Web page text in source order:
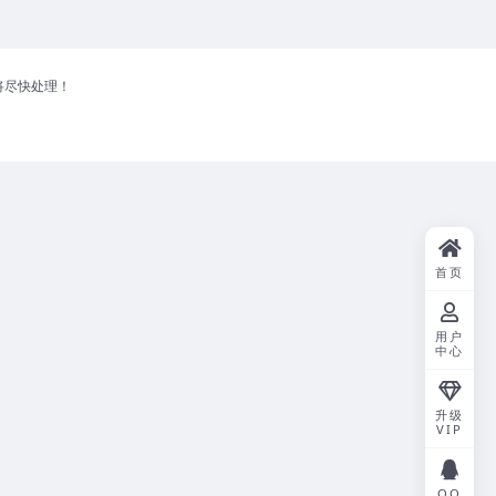
快处理！
首页
用户
中心
升级
VIP